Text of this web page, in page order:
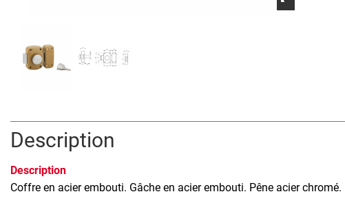
Description
Description
Coffre en acier embouti. Gâche en acier embouti. Pêne acier